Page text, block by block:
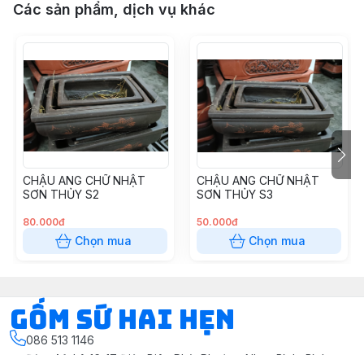
Các sản phẩm, dịch vụ khác
CHẬU ANG CHỮ NHẬT
SƠN THỦY S2
80.000đ
Chọn mua
CHẬU ANG CHỮ NHẬT
SƠN THỦY S3
50.000đ
Chọn mua
Gốm Sứ Hai Hẹn
086 513 1146